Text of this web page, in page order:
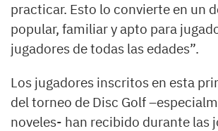
practicar. Esto lo convierte en un
popular, familiar y apto para
jugadores de todas las edades”.
Los jugadores inscritos en esta
del torneo de Disc Golf
noveles- han recibido durante las